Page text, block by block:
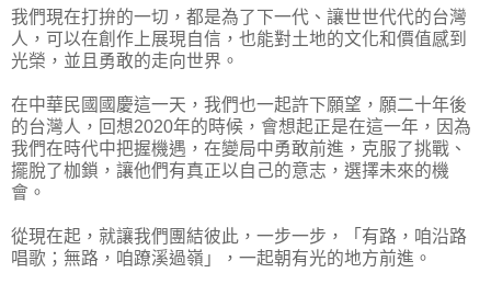
我們現在打拚的一切，都是為了下一代、讓世世代代的台灣
人，可以在創作上展現自信，也能對土地的文化和價值感到
光榮，並且勇敢的走向世界。
在中華民國國慶這一天，我們也一起許下願望，願二十年後
的台灣人，回想2020年的時候，會想起正是在這一年，因為
我們在時代中把握機遇，在變局中勇敢前進，克服了挑戰、
擺脫了枷鎖，讓他們有真正以自己的意志，選擇未來的機
會。
從現在起，就讓我們團結彼此，一步一步，「有路，咱沿路
唱歌；無路，咱蹽溪過嶺」，一起朝有光的地方前進。